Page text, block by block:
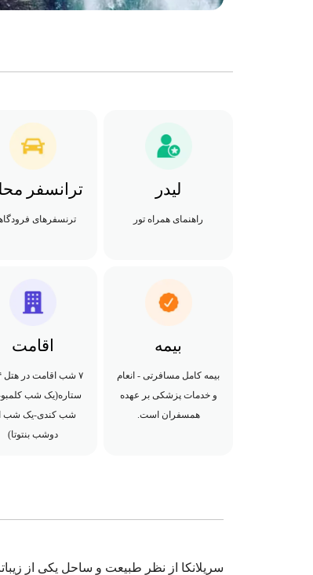
لیدر
راهنمای همراه تور
ترانسفر
ترنسفرهای
بیمه
بیمه کامل مسافرتی - انعام
و خدمات پزشکی بر عهده
همسفران است.
اقامت
ستاره(یک شب
شب کندی-یک شب
دوشب بنتوتا)
سریلانکا از نظر طبیعت و ساحل یکی از